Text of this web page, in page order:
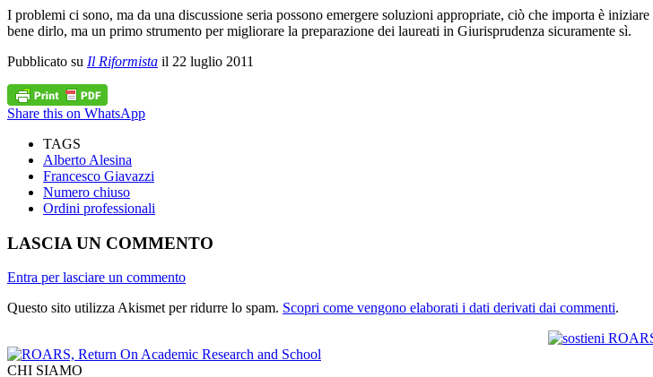
I problemi ci sono, ma da una discussione seria possono emergere soluzioni appropriate, ciò che importa è
bene dirlo, ma un primo strumento per migliorare la preparazione dei laureati in Giurisprudenza sicuramente sì.
Pubblicato su Il Riformista il 22 luglio 2011
Share this on WhatsApp
TAGS
Alberto Alesina
Francesco Giavazzi
Numero chiuso
Ordini professionali
LASCIA UN COMMENTO
Entra per lasciare un commento
Questo sito utilizza Akismet per ridurre lo spam. Scopri come vengono elaborati i dati derivati dai commenti.
CHI SIAMO